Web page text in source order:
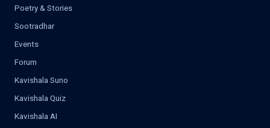
Poetry & Stories
Sootradhar
Events
Forum
Kavishala Suno
Kavishala Quiz
Kavishala AI